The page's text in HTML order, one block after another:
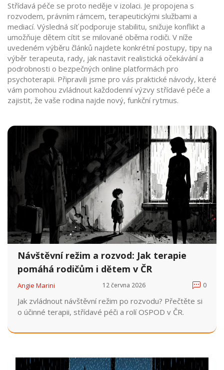
Střídavá péče se proto neděje v izolaci. Je propojena s
rozvodem, právním rámcem, terapeutickými službami a
mediací. Výsledná síť podporuje stabilitu, snižuje konflikt a
umožňuje dětem cítit se milované oběma rodiči. V níže
uvedeném výběru článků najdete konkrétní postupy, tipy na
výběr terapeuta, rady, jak nastavit realistická očekávání a
podrobnosti o bezpečných online platformách pro
psychoterapii. Připravili jsme pro vás praktické návody, které
vám pomohou zvládnout každodenní výzvy střídavé péče a
zajistit, že vaše rodina najde nový, funkční rytmus.
Návštěvní režim a rozvod: Jak terapie
pomáhá rodičům i dětem v ČR
Angie Marini 12 června 2026 0
Jak zvládnout návštěvní režim po rozvodu? Přečtěte si
o účinné terapii, střídavé péči a rolí OSPOD v ČR.